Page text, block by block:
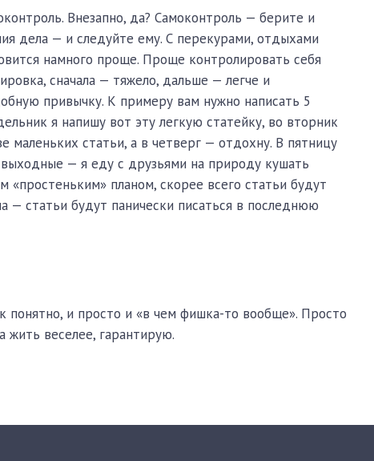
Внезапно, да? Самоконтроль — берите и
дела — и следуйте ему. С перекурами, отдыхами
намного проще. Проще контролировать себя
сначала — тяжело, дальше — легче и
привычку. К примеру вам нужно написать 5
я напишу вот эту легкую статейку, во вторник
маленьких статьи, а в четверг — отдохну. В пятницу
— я еду с друзьями на природу кушать
планом, скорее всего статьи будут
— статьи будут панически писаться в последнюю
понятно, и просто и «в чем фишка-то вообще». Просто
жить веселее, гарантирую.